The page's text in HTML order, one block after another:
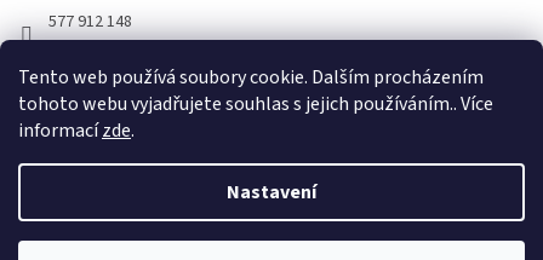
Tento web používá soubory cookie. Dalším procházením
tohoto webu vyjadřujete souhlas s jejich používáním.. Více
informacízde.
Nastavení
577 912 148
Vytvořil Shoptet